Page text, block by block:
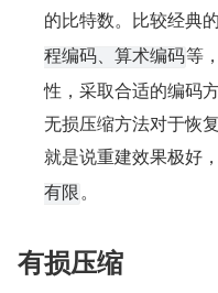
的比特数。比较经典
程编码、算术编码等
性，采取合适的编码
无损压缩方法对于恢
就是说重建效果极好
有限。
有损压缩